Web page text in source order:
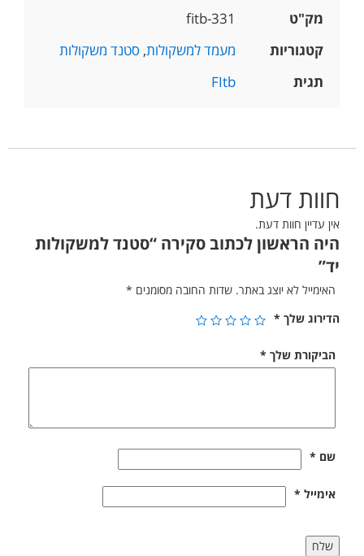
מק"ט
fitb-331
קטגוריות
מעמד למשקולות, סטנד משקולות
תגית
FItb
חוות דעת
אין עדיין חוות דעת.
היה הראשון לכתוב סקירה “סטנד למשקולות
יד”
האימייל לא יוצג באתר. שדות החובה מסומנים *
הדירוג שלך *
הביקורת שלך *
שם *
אימייל *